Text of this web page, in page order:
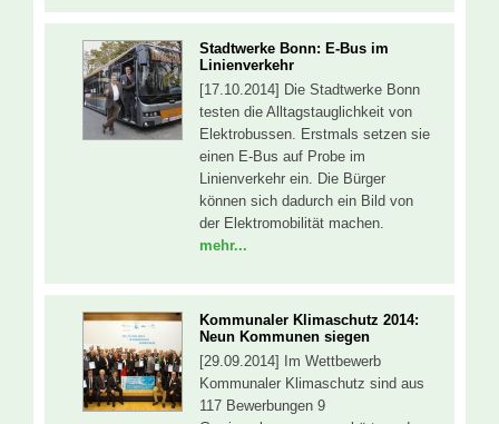
Stadtwerke Bonn: E-Bus im
Linienverkehr
[17.10.2014] Die Stadtwerke Bonn
testen die Alltagstauglichkeit von
Elektrobussen. Erstmals setzen sie
einen E-Bus auf Probe im
Linienverkehr ein. Die Bürger
können sich dadurch ein Bild von
der Elektromobilität machen.
mehr...
Kommunaler Klimaschutz 2014:
Neun Kommunen siegen
[29.09.2014] Im Wettbewerb
Kommunaler Klimaschutz sind aus
117 Bewerbungen 9